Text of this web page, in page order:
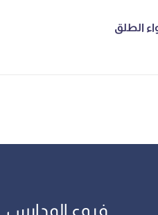
فروع المدارس